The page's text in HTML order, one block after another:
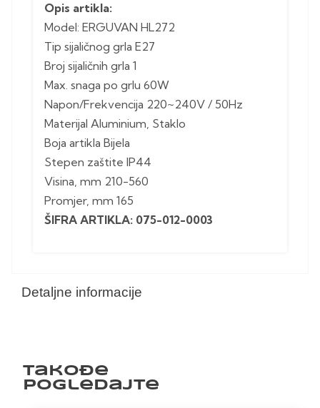
Detaljne informacije
Opis artikla:
Model: ERGUVAN HL272
Tip sijaličnog grla E27
Broj sijaličnih grla 1
Max. snaga po grlu 60W
Napon/Frekvencija 220~240V / 50Hz
Materijal Aluminium, Staklo
Boja artikla Bijela
Stepen zaštite IP44
Visina, mm 210-560
Promjer, mm 165
ŠIFRA ARTIKLA: 075-012-0003
Takođe
pogledajte